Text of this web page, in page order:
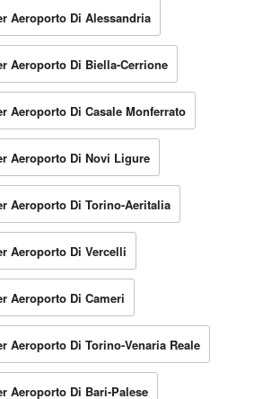
Aeroporto Di Alessandria
Aeroporto Di Biella-Cerrione
Aeroporto Di Casale Monferrato
Aeroporto Di Novi Ligure
Aeroporto Di Torino-Aeritalia
Aeroporto Di Vercelli
Aeroporto Di Cameri
Aeroporto Di Torino-Venaria Reale
Aeroporto Di Bari-Palese